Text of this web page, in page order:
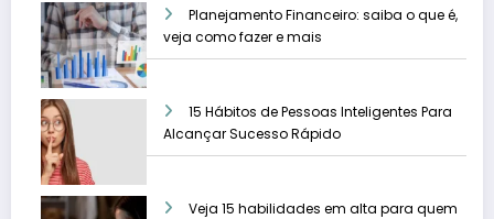
Planejamento Financeiro: saiba o que é,
veja como fazer e mais
15 Hábitos de Pessoas Inteligentes Para
Alcançar Sucesso Rápido
Veja 15 habilidades em alta para quem